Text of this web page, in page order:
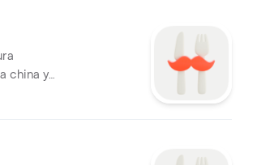
china y